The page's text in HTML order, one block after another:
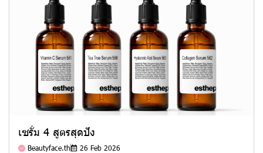
เซรั่ม 4 สูตรสุดปัง
Beautyface.th 26 Feb 2026